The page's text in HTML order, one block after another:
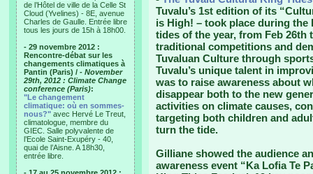
de l’Hôtel de ville de la Celle St
Cloud (Yvelines) - 8E, avenue
Charles de Gaulle. Entrée libre
tous les jours de 15h à 18h00.
- 29 novembre 2012 :
Rencontre-débat sur les
changements climatiques à
Pantin (Paris) / - November
29th, 2012 : Climate Change
conference (Paris):
"Le changement
climatique: où en sommes-
nous?" avec Hervé Le Treut,
climatologue, membre du
GIEC. Salle polyvalente de
l’Ecole Saint-Exupéry - 40,
quai de l’Aisne. A 18h30,
entrée libre.
Tuvalu’s 1st edition of its
is High! – took place during
tides of the year, from Feb 26th
traditional competitions and
Tuvaluan Culture through
Tuvalu’s unique talent in
was to raise awareness about
disappear both to the new
activities on climate causes,
targeting both children and
turn the tide.
Gilliane showed the audience
awareness event “Ka Lofia Te